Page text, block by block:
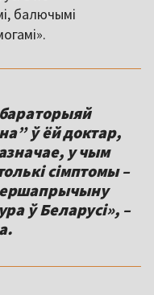
балючымі
ў ёй доктар,
у чым
сімптомы –
ў Беларусі», –